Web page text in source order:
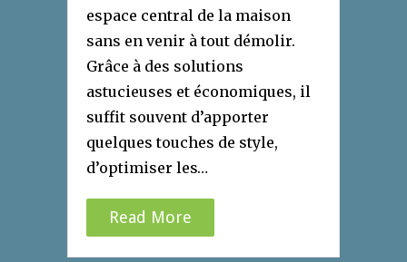
espace central de la maison
sans en venir à tout démolir.
Grâce à des solutions
astucieuses et économiques, il
suffit souvent d’apporter
quelques touches de style,
d’optimiser les…
Read More